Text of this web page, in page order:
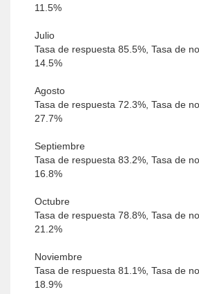
11.5%
Julio
Tasa de respuesta 85.5%, Tasa de
14.5%
Agosto
Tasa de respuesta 72.3%, Tasa de
27.7%
Septiembre
Tasa de respuesta 83.2%, Tasa de
16.8%
Octubre
Tasa de respuesta 78.8%, Tasa de
21.2%
Noviembre
Tasa de respuesta 81.1%, Tasa de
18.9%